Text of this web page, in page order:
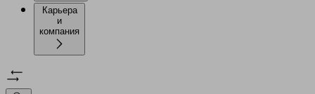
Карьера
и
компания